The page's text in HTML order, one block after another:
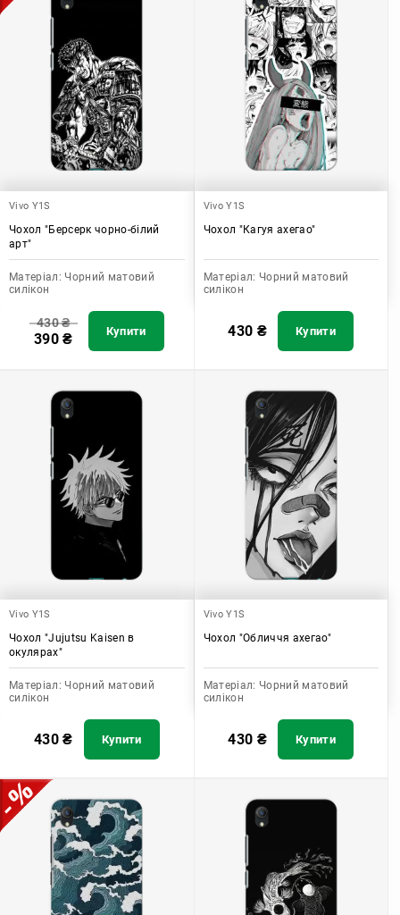
Vivo Y1S
Чохол "Берсерк чорно-білий
арт"
Матеріал: Чорний матовий
силікон
430₴
390₴ Купити
Vivo Y1S
Чохол "Кагуя ахегао"
Матеріал: Чорний матовий
силікон
430 ₴ Купити
Vivo Y1S
Чохол "Jujutsu Kaisen в
окулярах"
Матеріал: Чорний матовий
силікон
430₴ Купити
Vivo Y1S
Чохол "Обличчя ахегао"
Матеріал: Чорний матовий
силікон
430 ₴ Купити